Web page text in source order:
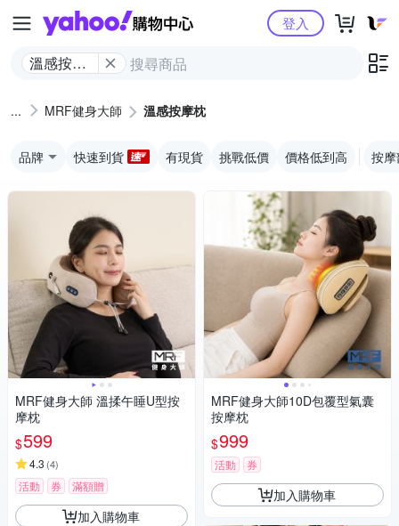
Yahoo購物中心
溫感按摩
登入
MRF健身大師 溫感按摩枕
品牌 快速到貨 有現貨 挑戰低價 價格低到高 按
MRF健身大師 溫揉午睡U型按
摩枕
$599
4.3 (4)
活動 券 滿額贈
加入購物車
MRF健身大師10D包覆型氣囊
按摩枕
$999
活動 券
加入購物車